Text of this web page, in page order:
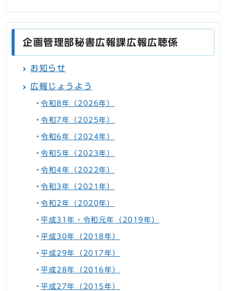
企画管理部秘書広報課広報広聴係
お知らせ
広報じょうよう
令和8年（2026年）
令和7年（2025年）
令和6年（2024年）
令和5年（2023年）
令和4年（2022年）
令和3年（2021年）
令和2年（2020年）
平成31年・令和元年（2019年）
平成30年（2018年）
平成29年（2017年）
平成28年（2016年）
平成27年（2015年）